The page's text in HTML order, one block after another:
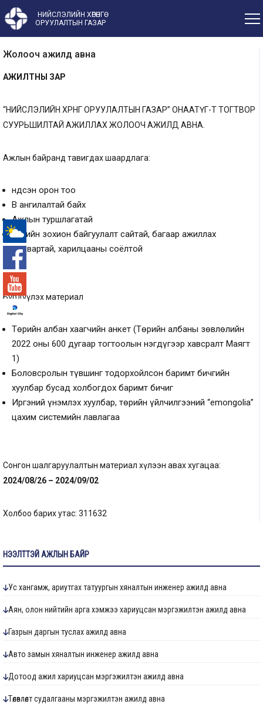
НИЙСЛЭЛИЙН ХӨРӨНГӨ
ОРУУЛАЛТЫН ГАЗАР
Жолооч ажилд авна
АЖИЛТНЫ ЗАР
“НИЙСЛЭЛИЙН ХӨРӨНГӨ ОРУУЛАЛТЫН ГАЗАР” ОНӨААТҮГ-Т ТОГТВОР
СУУРЬШИЛТАЙ АЖИЛЛАХ ЖОЛООЧ АЖИЛД АВНА.
Ажлын байранд тавигдах шаардлага:
Үндсэн орон тоо
В ангилалтай байх
Ажлын туршлагатай
Хувийн зохион байгуулалт сайтай, багаар ажиллах
чадвартай, харилцааны соёлтой
Бүрдүүлэх материал
Төрийн албан хаагчийн анкет (Төрийн албаны зөвлөлийн
2022 оны 600 дугаар тогтоолын нэгдүгээр хавсралт Маягт
1)
Боловсролын түвшинг тодорхойлсон баримт бичгийн
хуулбар бусад холбогдох баримт бичиг
Иргэний үнэмлэх хуулбар, төрийн үйлчилгээний “emongolia”
цахим системийн лавлагаа
Сонгон шалгаруулалтын материал хүлээн авах хугацаа:
2024/08/26 – 2024/09/02
Холбоо барих утас: 311632
НЭЭЛТТЭЙ АЖЛЫН БАЙР
Ус хангамж, ариутгах татуургын хяналтын инженер ажилд авна
Аян, олон нийтийн арга хэмжээ хариуцсан мэргэжилтэн ажилд авна
Газрын даргын туслах ажилд авна
Авто замын хяналтын инженер ажилд авна
Дотоод ажил хариуцсан мэргэжилтэн ажилд авна
Төлөвлөлт судалгааны мэргэжилтэн ажилд авна